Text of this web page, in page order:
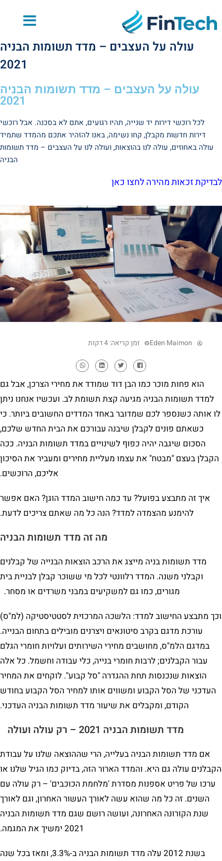
עולה על העצבים – מדד תשומות הבניה
2021
עולה על העצבים – מדד תשומות הבניה
2021
לכל רוכשי דירות יד שנייה, תהיו רגועים, אתם לא בסכנה. אבל רוכשי
דירות חדשות מקבלן, קחו נשימה, באנו להזהיר אתכם מהמדד שתמיד
עולה באחוזים, עולה לנו בהוצאות, ועולה לנו על העצבים – מדד תשומות
הבניה
לבדיקת זכאות מהירה לחצו כאן
Eden Maimon זמן קריאה: 4 דקות
הוא פחות מוכר כמו הבן דוד שמודד את מחירי הצרכן, אבל גם
למדד תשומות הבניה מגיעה קצת תשומת לב. ועכשיו אנחנו ניתן
לו אותה כשנספר לכם שמדובר באחד המדדים החשובים ביותר. כי
כשאתם פונים לקבלן שיבנה עבורכם את הבית החדש שלכם,
הסכום שיגבה יהיה כפוף לשינויים במדד תשומות הבניה. ככה
הקבלן בעצם "מבטח" את עצמו מעליית מחירים ומעביר את הסיכון
אליכם, הרוכשים.
איך זה מתבצע בפועל? עד כמה חישוב המדד הוגן? האם אפשר
להימנע מהצמדה למדד? הנה כל מה שאתם צריכים לדעת.
מה זה מדד תשומות הבניה
מדד תשומות בניה מייצג את הרכב הוצאות הבנייה של קבלנים
וקבלני משנה. המדד רלוונטי לכל מי ששוכר קבלן לבניית בית
מגורים, כמו גם למשקיעים במבני משרדים או מסחר.
וכך מתבצע החישוב למדד: הלשכה המרכזית לסטטיסטיקה (למ"ס)
עורכת מדגם בקרב סיטונאים ויצרנים מובילים בתחום הבנייה.
במדגם הלמ"ס, מחושבים מחירי השירותים ועלויות חומרי הגלם
עבור הקבלנים; לרבות חומרי בנייה, כלי עבודה וחשמל. כל אלה
הוצאות שנכנסות תחת ההגדרה "סל קבוע". לוקחים את המחיר
העדכני של הסל הקבוע ומשווים אותו למחיר הסל הקבוע בחודש
הקודם, ומקבלים את שיעור מדד תשומות הבניה העדכני.
מדד תשומות הבניה 2021 – רק עולה ועולה
אם מדד תשומות הבניה בעלייה, הרי שההוצאה שלנו על עבודת
הקבלנים עולה גם היא. והמדד הארור הזה, בדיוק כמו הגיל שלנו או
ערכו של פריט אספנות מסדרת 'מלחמת הכוכבים' – רק עולה עם
השנים. זה כל מה שהוא עשה לאורך העשור האחרון, וגם לאורך
שנת הקורונה האחרונה, ועושה רושם שגם מדד תשומות הבניה
2021 ימשיך את המגמה.
בשנת 2012 עלה מדד תשומות הבניה ב-3.3%, ומאז בכל שנה